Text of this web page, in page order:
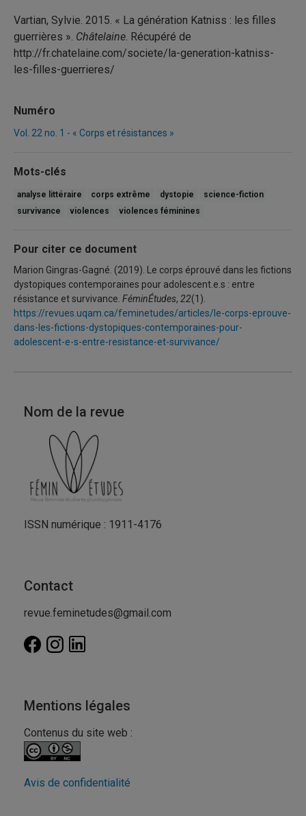
Vartian, Sylvie. 2015. « La génération Katniss : les filles
guerrières ». Châtelaine . Récupéré de
http://fr.chatelaine.com/societe/la-generation-katniss-
les-filles-guerrieres/
Numéro
Vol. 22 no. 1 - « Corps et résistances »
Mots-clés
analyse littéraire corps extrême dystopie
science-fiction
survivance
violences violences féminines
Pour citer ce document
Marion Gingras-Gagné. (2019). Le corps éprouvé dans les fictions
dystopiques contemporaines pour adolescent.e.s : entre
résistance et survivance. FéminÉtudes, 22(1).
https://revues.uqam.ca/feminetudes/articles/le-corps-eprouve-
dans-les-fictions-dystopiques-contemporaines-pour-
adolescent-e-s-entre-resistance-et-survivance/
Nom de la revue
ISSN numérique : 1911-4176
Contact
revue.feminetudes@gmail.com
Mentions légales
Contenus du site web :
Avis de confidentialité